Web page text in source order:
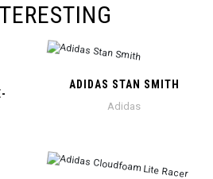
ADIDAS STAN SMITH
Adidas